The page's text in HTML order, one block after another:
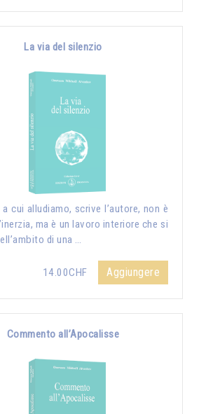
La via del silenzio
cui alludiamo, scrive l’autore, non è
ma è un lavoro interiore che si
di una …
14.00CHF Aggiungere
Commento all’Apocalisse